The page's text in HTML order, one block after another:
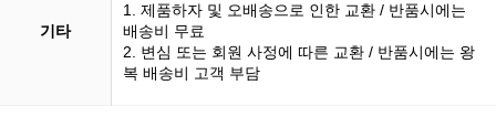
기타
1. 제품하자 및 오배송으로 인한 교환 / 반품시에는
배송비 무료
2. 변심 또는 회원 사정에 따른 교환 / 반품시에는 왕
복 배송비 고객 부담